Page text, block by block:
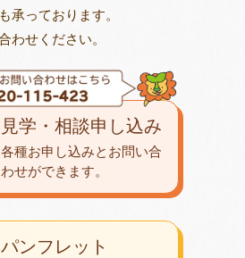
承っております。
わせください。
パンフレット
見学・相談申し込み
各種お申し込みとお問い合
わせができます。